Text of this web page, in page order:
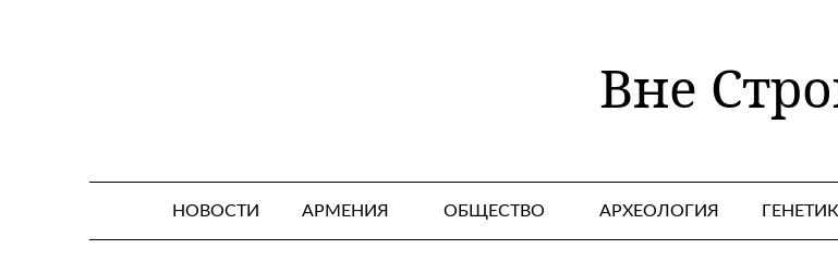
Вне
НОВОСТИ АРМЕНИЯ ОБЩЕСТВО АРХЕОЛОГИЯ